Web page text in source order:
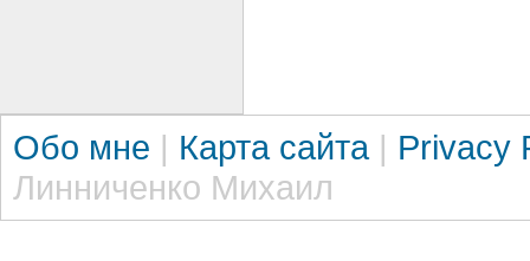
Обо мне | Карта сайта | Privacy
Линниченко Михаил